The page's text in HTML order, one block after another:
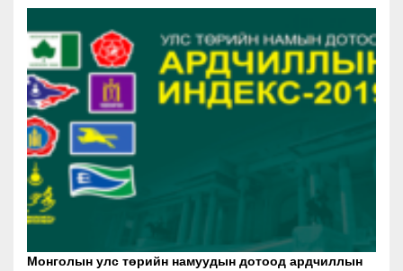
Монголын улс төрийн намуудын дотоод ардчиллын